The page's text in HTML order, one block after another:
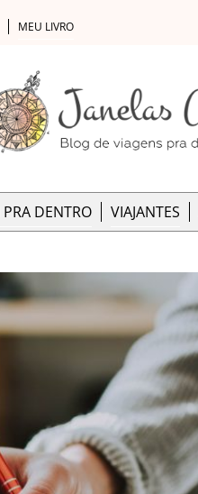
MEU LIVRO
DENTRO VIAJANTES